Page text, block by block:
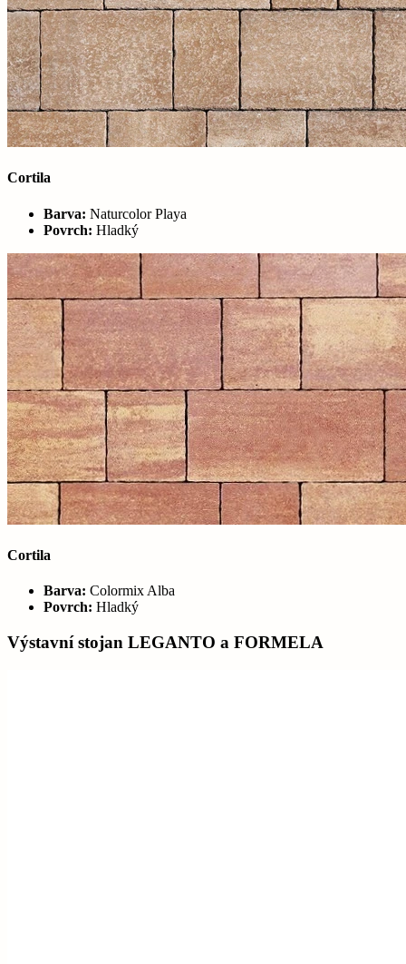
Cortila
Barva: Naturcolor Playa
Povrch: Hladký
Cortila
Barva: Colormix Alba
Povrch: Hladký
Výstavní stojan LEGANTO a FORMELA